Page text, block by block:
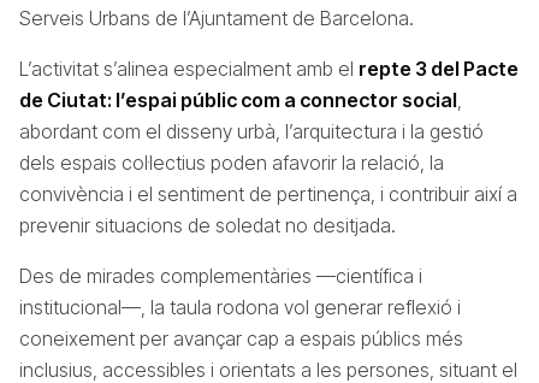
Serveis Urbans de l’Ajuntament de Barcelona.
L’activitat s’alinea especialment amb el repte 3 del Pacte
de Ciutat: l’espai públic com a connector social
abordant com el disseny urbà, l’arquitectura i la gestió
dels espais col·lectius poden afavorir la relació, la
convivència i el sentiment de pertinença, i contribuir així a
prevenir situacions de soledat no desitjada.
Des de mirades complementàries —científica i
institucional—, la taula rodona vol generar reflexió i
coneixement per avançar cap a espais públics més
inclusius, accessibles i orientats a les persones, situant el